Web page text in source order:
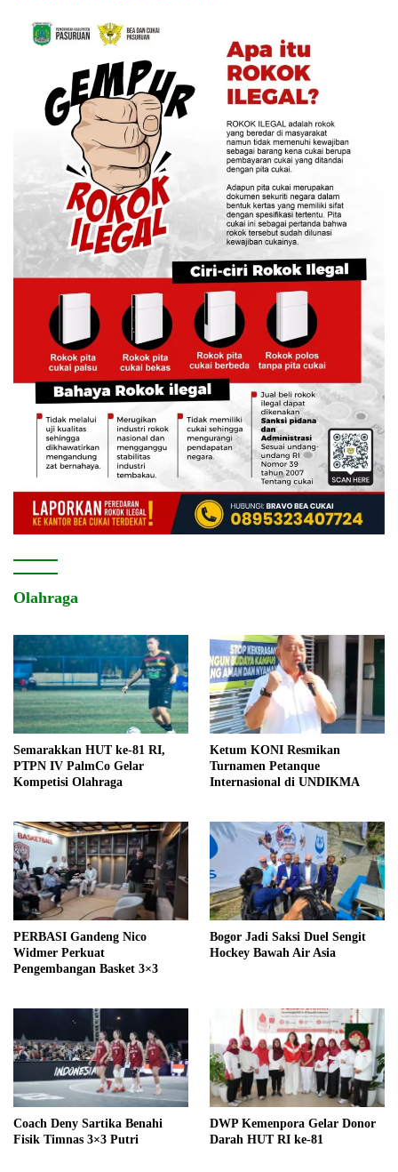
Olahraga
Semarakkan HUT ke-81 RI,
PTPN IV PalmCo Gelar
Kompetisi Olahraga
Ketum KONI Resmikan
Turnamen Petanque
Internasional di UNDIKMA
PERBASI Gandeng Nico
Widmer Perkuat
Pengembangan Basket 3×3
Bogor Jadi Saksi Duel Sengit
Hockey Bawah Air Asia
Coach Deny Sartika Benahi
Fisik Timnas 3×3 Putri
DWP Kemenpora Gelar Donor
Darah HUT RI ke-81